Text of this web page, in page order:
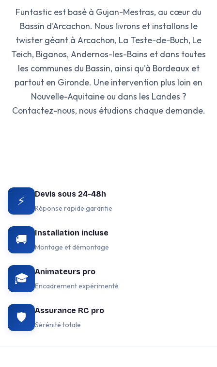
Funtastic est basé à Gujan-Mestras, au cœur du
Bassin d'Arcachon. Nous livrons et installons le
twister géant à Arcachon, La Teste-de-Buch, Le
Teich, Biganos, Andernos-les-Bains et dans toutes
les communes du Bassin, ainsi qu'à Bordeaux et
partout en Gironde. Une intervention plus loin en
Nouvelle-Aquitaine ou dans les Landes ?
Contactez-nous, nous étudions chaque demande.
⚡ Devis sous 24-48h
Réponse rapide garantie
🚚 Installation incluse
Montage et démontage
🎓 Animateurs pro
Encadrement expérimenté
🛡️ Assurance RC pro
Sérénité totale